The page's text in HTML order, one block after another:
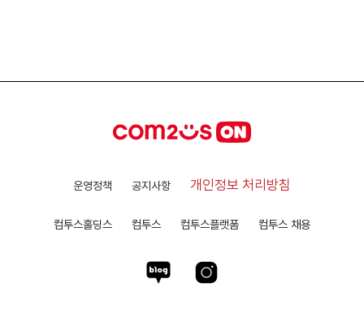
운영정책 공지사항 개인정보 처리방침
컴투스홀딩스 컴투스 컴투스플랫폼 컴투스 채용